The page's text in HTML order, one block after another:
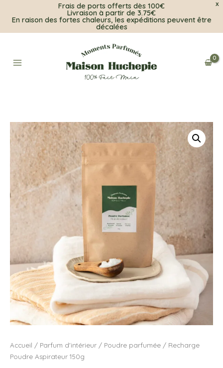
X
Frais de ports offerts dès 100€
Livraison à partir de 3.75€
En raison des fortes chaleurs, les expéditions peuvent être
décalées
contenu
Accueil / Parfum d'intérieur / Poudre parfumée / Recharge
Poudre Aspirateur 150g